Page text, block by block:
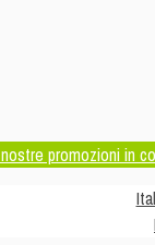
promozioni in